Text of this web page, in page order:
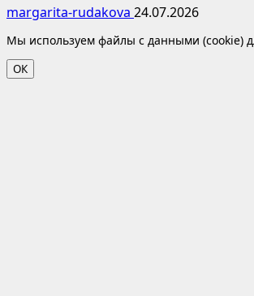
margarita-rudakova 24.07.2026
Мы используем файлы с данными (cookie)
ОК